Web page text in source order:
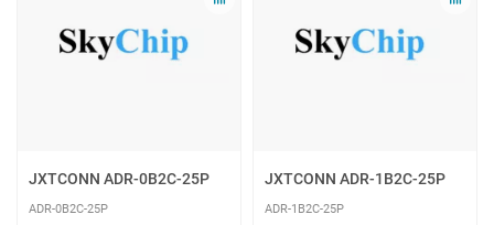
JXTCONN ADR-0B2C-25P
ADR-0B2C-25P
JXTCONN ADR-1B2C-25P
ADR-1B2C-25P